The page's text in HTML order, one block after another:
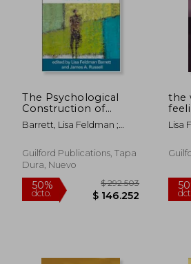
dcto. $ 57.123
The Psychological
Construction of
Emotion (en Inglés)
Barrett, Lisa Feldman ;
Joseph E.
Guilford Publications, Tapa
Dura, Nuevo
the
Lisa